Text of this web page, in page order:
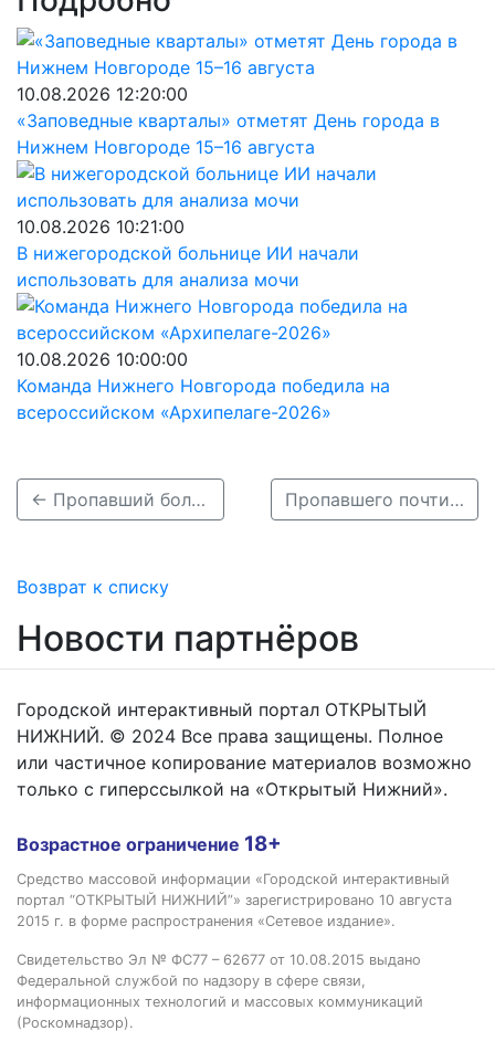
10.08.2026 12:20:00
«Заповедные кварталы» отметят День города в
Нижнем Новгороде 15–16 августа
10.08.2026 10:21:00
В нижегородской больнице ИИ начали
использовать для анализа мочи
10.08.2026 10:00:00
Команда Нижнего Новгорода победила на
всероссийском «Архипелаге-2026»
← Пропавший больше недели назад нижегородец Давыдов Евгений найден живым Пропавшего почти месяц назад Дмитрия Маслова нашли живым в Нижегородской области →
Возврат к списку
Новости партнёров
Городской интерактивный портал ОТКРЫТЫЙ
НИЖНИЙ. © 2024 Все права защищены. Полное
или частичное копирование материалов возможно
только с гиперссылкой на «Открытый Нижний».
Возрастное ограничение 18+
Средство массовой информации «Городской интерактивный
портал “ОТКРЫТЫЙ НИЖНИЙ”» зарегистрировано 10 августа
2015 г. в форме распространения «Сетевое издание».
Свидетельство Эл № ФС77 – 62677 от 10.08.2015 выдано
Федеральной службой по надзору в сфере связи,
информационных технологий и массовых коммуникаций
(Роскомнадзор).